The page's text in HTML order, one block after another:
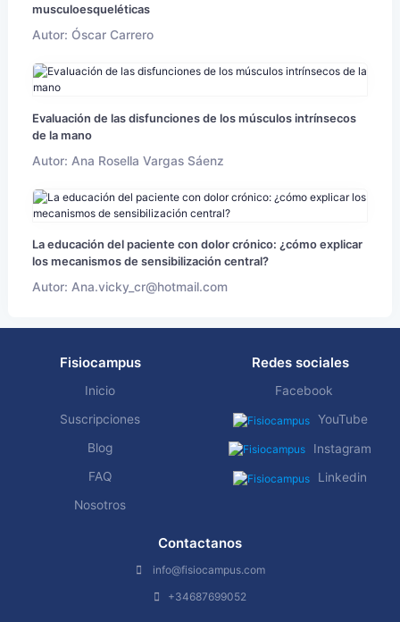
musculoesqueléticas
Autor: Óscar Carrero
Evaluación de las disfunciones de los músculos intrínsecos
de la mano
Autor: Ana Rosella Vargas Sáenz
La educación del paciente con dolor crónico: ¿cómo explicar
los mecanismos de sensibilización central?
Autor: Ana.vicky_cr@hotmail.com
Fisiocampus
Inicio
Suscripciones
Blog
FAQ
Nosotros
Redes sociales
Facebook
YouTube
Instagram
Linkedin
Contactanos
info@fisiocampus.com
+34687699052